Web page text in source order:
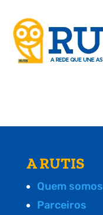
A RUTIS
Quem somos
Parceiros